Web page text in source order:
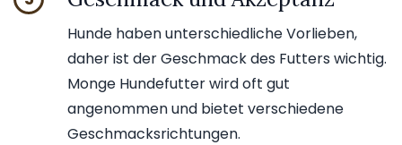
Hunde haben unterschiedliche Vorlieben,
daher ist der Geschmack des Futters wichtig.
Monge Hundefutter wird oft gut
angenommen und bietet verschiedene
Geschmacksrichtungen.